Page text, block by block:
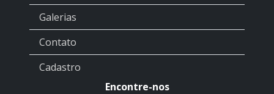
Galerias
Contato
Cadastro
Encontre-nos